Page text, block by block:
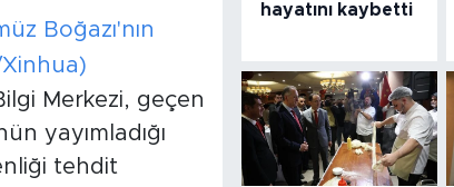
Boğazı'nın
Merkezi, geçen
yayımladığı
tehdit
hayatını kaybetti